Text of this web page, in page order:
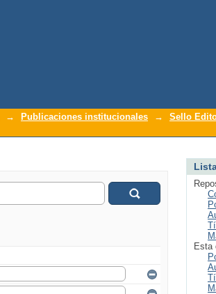
→ Publicaciones institucionales →
Sello
Esta